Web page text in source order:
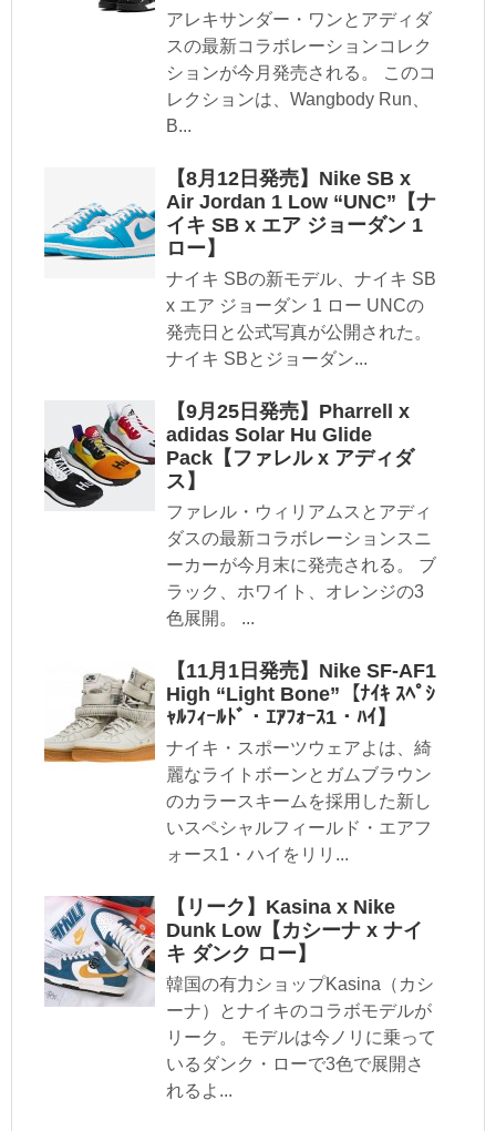
アレキサンダー・ワンとアディダ
スの最新コラボレーションコレク
ションが今月発売される。 このコ
レクションは、Wangbody Run、
B...
【8月12日発売】Nike SB x
Air Jordan 1 Low “UNC”【ナ
イキ SB x エア ジョーダン 1
ロー】
ナイキ SBの新モデル、ナイキ SB
x エア ジョーダン 1 ロー UNCの
発売日と公式写真が公開された。
ナイキ SBとジョーダン...
【9月25日発売】Pharrell x
adidas Solar Hu Glide
Pack【ファレル x アディダ
ス】
ファレル・ウィリアムスとアディ
ダスの最新コラボレーションスニ
ーカーが今月末に発売される。 ブ
ラック、ホワイト、オレンジの3
色展開。 ...
【11月1日発売】Nike SF-AF1
High “Light Bone”【ﾅｲｷ ｽﾍﾟｼ
ｬﾙﾌｨｰﾙﾄﾞ・ｴｱﾌｫｰｽ1・ﾊｲ】
ナイキ・スポーツウェアよは、綺
麗なライトボーンとガムブラウン
のカラースキームを採用した新し
いスペシャルフィールド・エアフ
ォース1・ハイをリリ...
【リーク】Kasina x Nike
Dunk Low【カシーナ x ナイ
キ ダンク ロー】
韓国の有力ショップKasina（カシ
ーナ）とナイキのコラボモデルが
リーク。 モデルは今ノリに乗って
いるダンク・ローで3色で展開さ
れるよ...